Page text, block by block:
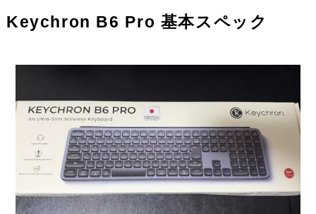
Keychron B6 Pro 基本スペック